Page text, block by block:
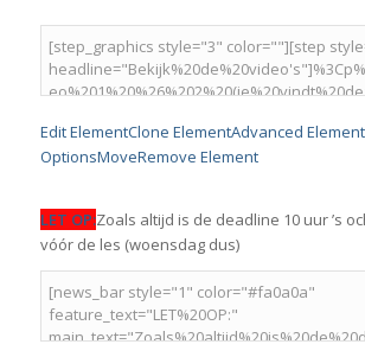
Edit ElementClone ElementAdvanced Element
OptionsMoveRemove Element
LET OP:Zoals altijd is de deadline 10 uur ’s
vóór de les (woensdag dus)